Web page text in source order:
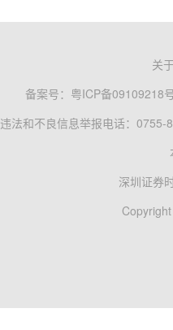
关
备案号： 粤ICP备09109218
违法和不良信息举报电话：0755-
深圳证券